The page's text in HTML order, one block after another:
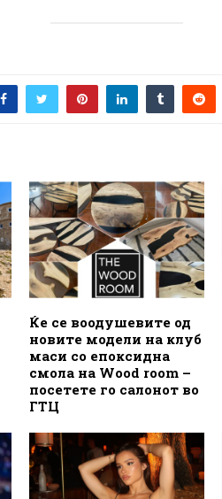
Ќе се воодушевите од
новите модели на клуб
маси со епоксидна
смола на Wood room –
посетете го салонот во
ГТЦ